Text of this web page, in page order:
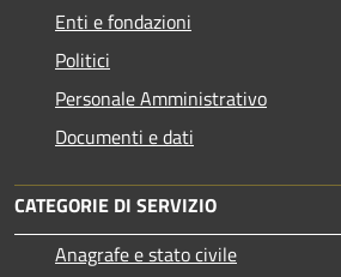
Enti e fondazioni
Politici
Personale Amministrativo
Documenti e dati
CATEGORIE DI SERVIZIO
Anagrafe e stato civile